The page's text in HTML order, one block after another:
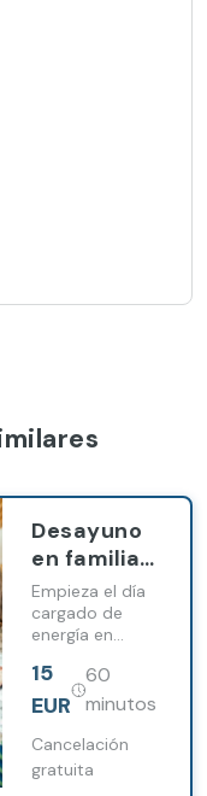
Desayuno
en familia
en Barceló
León
Conde
Luna
Empieza el día
cargado de
energía en
Conde luna.
15
EUR
60
minutos
Cancelación
gratuita